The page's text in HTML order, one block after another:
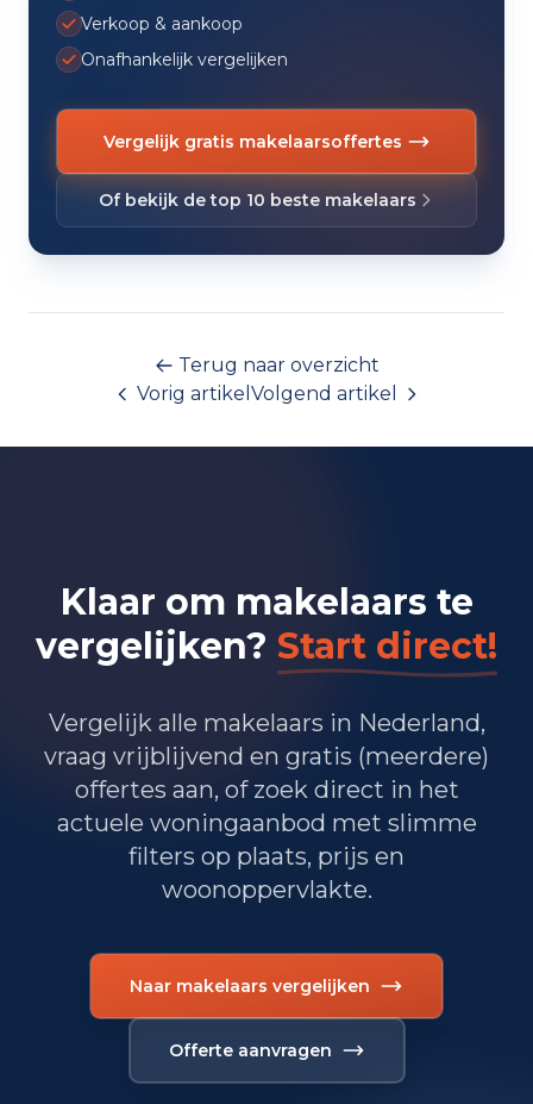
Verkoop & aankoop
Onafhankelijk vergelijken
Vergelijk gratis makelaarsoffertes
Of bekijk de top 10 beste makelaars
Terug naar overzicht
Vorig artikel Volgend artikel
Klaar om makelaars te
vergelijken? Start direct!
Vergelijk alle makelaars in Nederland,
vraag vrijblijvend en gratis (meerdere)
offertes aan, of zoek direct in het
actuele woningaanbod met slimme
filters op plaats, prijs en
woonoppervlakte.
Naar makelaars vergelijken
Offerte aanvragen